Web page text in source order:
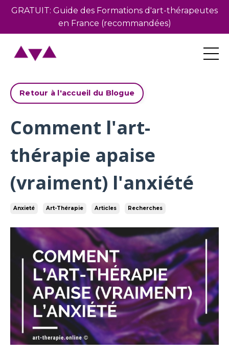
GRATUIT: Guide des Formations d'art-thérapeutes
en France (recommandées)
Retour à l'accueil du Blogue
Comment l'art-
thérapie apaise
(vraiment) l'anxiété
Anxieté Art-Thérapie Articles Recherches